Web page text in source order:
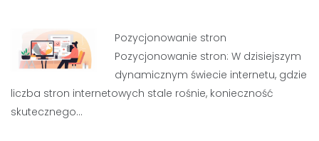
Pozycjonowanie stron
Pozycjonowanie stron: W dzisiejszym
dynamicznym świecie internetu, gdzie
liczba stron internetowych stale rośnie, konieczność
skutecznego…